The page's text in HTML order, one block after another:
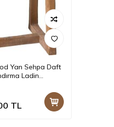
Yan Sehpa Daft
Ladin
TL